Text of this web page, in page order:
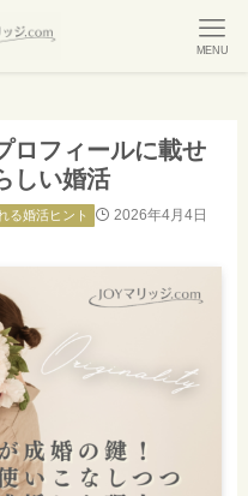
MENU
ロフィールに載せ
しい婚活
る婚活ヒント 2026年4月4日